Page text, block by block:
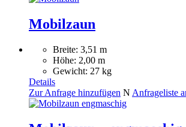
Mobilzaun
Breite: 3,51 m
Höhe: 2,00 m
Gewicht: 27 kg
Details
Zur Anfrage hinzufügen N Anfrageliste